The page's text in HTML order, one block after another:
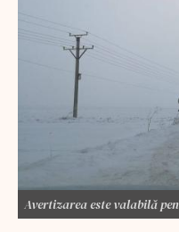
Avertizarea este valabilă